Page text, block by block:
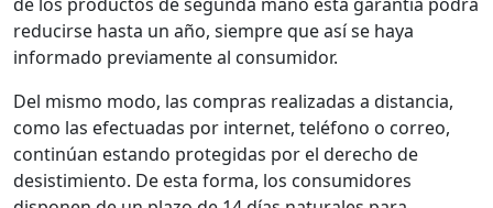
reducirse hasta un año, siempre que así se haya
informado previamente al consumidor.
Del mismo modo, las compras realizadas a distancia,
como las efectuadas por internet, teléfono o correo,
continúan estando protegidas por el derecho de
desistimiento. De esta forma, los consumidores